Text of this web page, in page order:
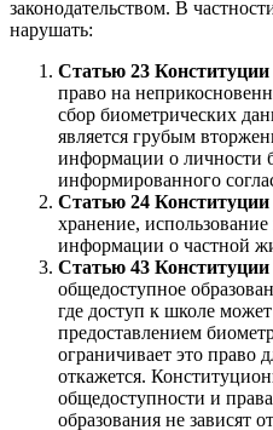
законодательством. В
нарушать:
Статью 23
право на
сбор биометрических
является грубым
информации о личности
информированного
Статью 24
хранение,
информации о частной
Статью 43
общедоступное
где доступ к школе
предоставлением
ограничивает это право
откажется.
общедоступности и
образования не зависят